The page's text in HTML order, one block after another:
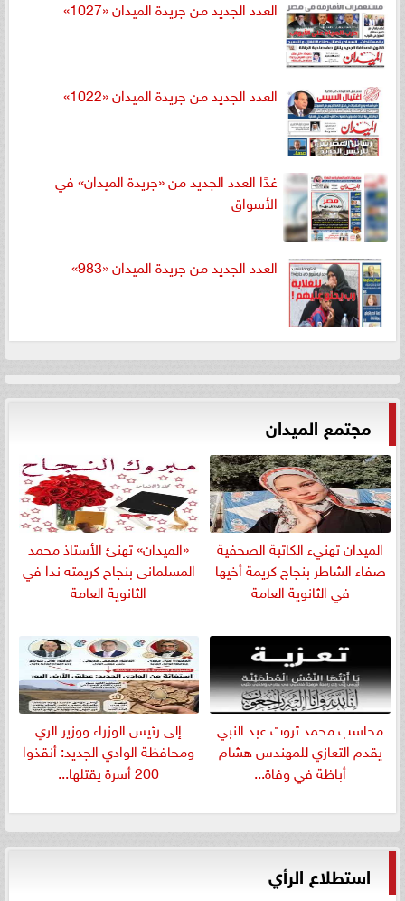
العدد الجديد من جريدة الميدان «1027»
العدد الجديد من جريدة الميدان «1022»
غدًا العدد الجديد من «جريدة الميدان» في
الأسواق
العدد الجديد من جريدة الميدان «983»
مجتمع الميدان
الميدان تهنيء الكاتبة الصحفية
صفاء الشاطر بنجاج كريمة أخيها
في الثانوية العامة
«الميدان» تهنئ الأستاذ محمد
المسلمانى بنجاح كريمته ندا في
الثانوية العامة
​محاسب محمد ثروت عبد النبي
يقدم التعازي للمهندس هشام
أباظة في وفاة...
إلى رئيس الوزراء ووزير الري
ومحافظة الوادي الجديد: أنقذوا
200 أسرة يقتلها...
استطلاع الرأي